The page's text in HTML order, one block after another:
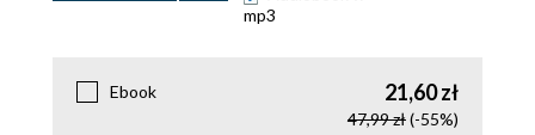
mp3
Ebook 21,60 zł
47,99 zł(-55%)